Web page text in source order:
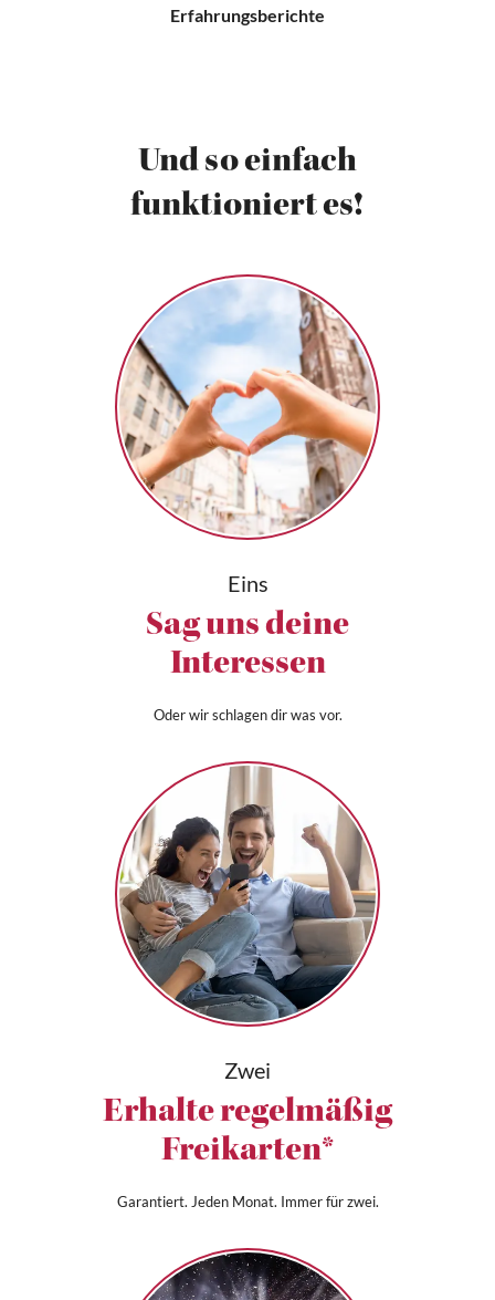
Erfahrungsberichte
Und so einfach
funktioniert es!
Eins
Sag uns deine
Interessen
Oder wir schlagen dir was vor.
Zwei
Erhalte regelmäßig
Freikarten*
Garantiert. Jeden Monat. Immer für zwei.